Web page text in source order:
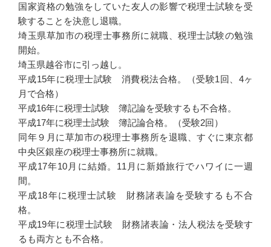
国家資格の勉強をしていた友人の影響で税理士試験を受
験することを決意し退職。
埼玉県草加市の税理士事務所に就職、税理士試験の勉強
開始。
埼玉県越谷市に引っ越し。
平成15年に税理士試験 消費税法合格。（受験1回、4ヶ
月で合格）
平成16年に税理士試験 簿記論を受験するも不合格。
平成17年に税理士試験 簿記論合格。（受験2回）
同年９月に草加市の税理士事務所を退職、すぐに東京都
中央区銀座の税理士事務所に就職。
平成17年10月に結婚。11月に新婚旅行でハワイに一週
間。
平成18年に税理士試験 財務諸表論を受験するも不合
格。
平成19年に税理士試験 財務諸表論・法人税法を受験す
るも両方とも不合格。